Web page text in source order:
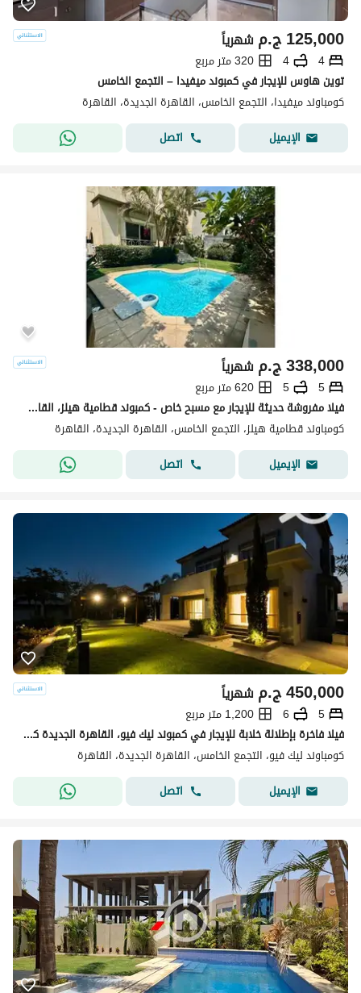
ج.م125,000 شهرياً
4
4
320 متر مربع
توين هاوس للإيجار في كمبوند ميفيدا – التجمع الخامس
كومباوند ميفيدا، التجمع الخامس، القاهرة الجديدة، القاهرة
الإيميل
اتصل
ج.م338,000 شهرياً
5
5
620 متر مربع
فيلا مفروشة حديثة للإيجار مع مسبح خاص - كمبوند قطامية هيلز، القاهرة الجديدة
كومباوند قطامية هيلز، التجمع الخامس، القاهرة الجديدة، القاهرة
الإيميل
اتصل
ج.م450,000 شهرياً
5
6
1,200 متر مربع
فيلا فاخرة بإطلالة خلابة للإيجار في كمبوند ليك فيو، القاهرة الجديدة كمبوند ليك فيو الراقي لأول مرة للإيجار إطلالة بانورامية مميزة على البحيرات ومسبح
كومباوند ليك فيو، التجمع الخامس، القاهرة الجديدة، القاهرة
الإيميل
اتصل